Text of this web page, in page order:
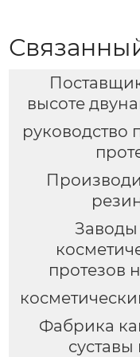
высоте
руководство
Заводы
протезов
Фабрика